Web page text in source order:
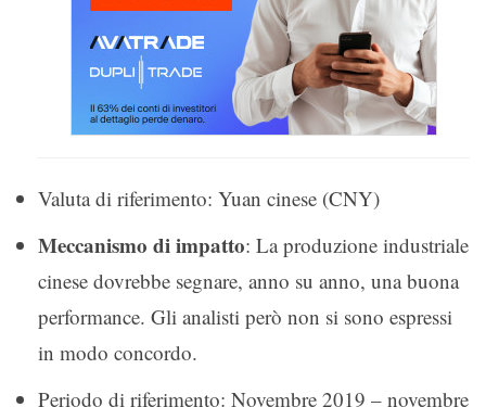
Valuta di riferimento: Yuan cinese (CNY)
Meccanismo di impatto: La produzione industriale
cinese dovrebbe segnare, anno su anno, una buona
performance. Gli analisti però non si sono espressi
in modo concordo.
Periodo di riferimento: Novembre 2019 – novembre